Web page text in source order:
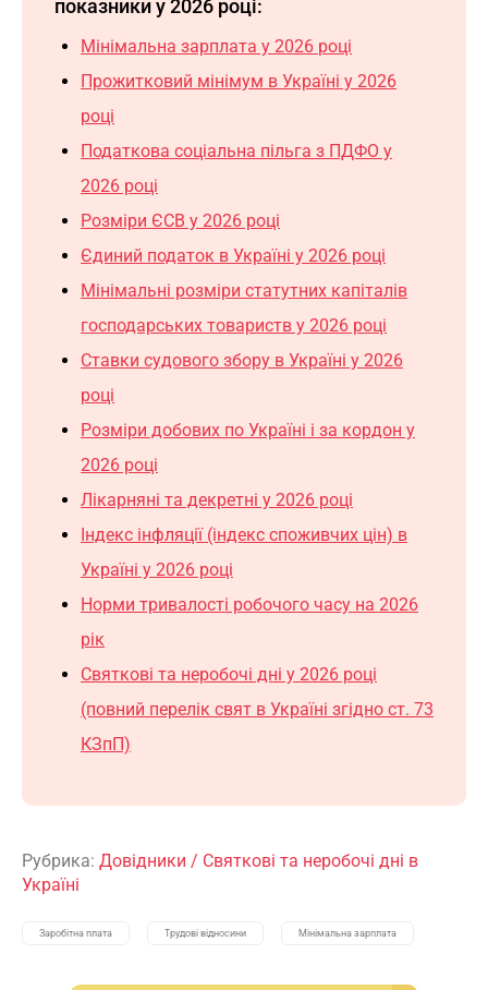
показники у 2026 році:
Мінімальна зарплата у 2026 році
Прожитковий мінімум в Україні у 2026
році
Податкова соціальна пільга з ПДФО у
2026 році
Розміри ЄСВ у 2026 році
Єдиний податок в Україні у 2026 році
Мінімальні розміри статутних капіталів
господарських товариств у 2026 році
Ставки судового збору в Україні у 2026
році
Розміри добових по Україні і за кордон у
2026 році
Лікарняні та декретні у 2026 році
Індекс інфляції (індекс споживчих цін) в
Україні у 2026 році
Норми тривалості робочого часу на 2026
рік
Святкові та неробочі дні у 2026 році
(повний перелік свят в Україні згідно ст. 73
КЗпП)
Рубрика: Довідники / Святкові та неробочі дні в
Україні
Заробітна плата Трудові відносини Мінімальна зарплата